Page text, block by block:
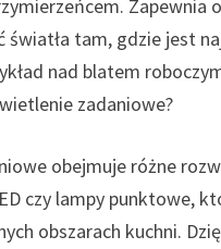
Zapewnia
światła tam, gdzie jest
nad blatem
zadaniowe?
obejmuje różne
czy lampy punktowe,
obszarach kuchni.